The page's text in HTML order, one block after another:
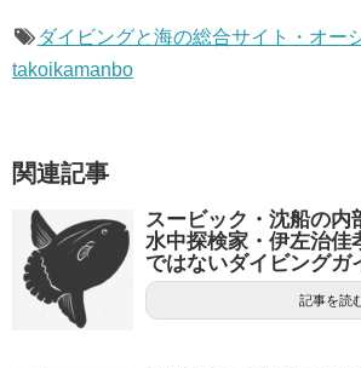
ダイビングと海の総合サイト・オー
takoikamanbo
関連記事
スービック・沈船の内
水中探検家・伊左治佳
ではないダイビングガ
記事を読